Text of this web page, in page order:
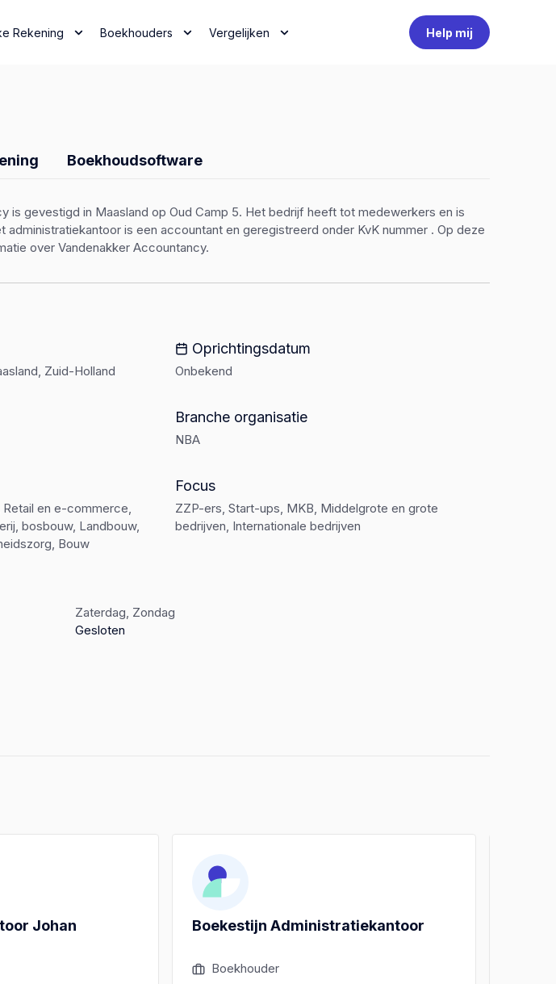
Rekening Boekhouders Vergelijken Help mij
Boekhoudsoftware
is gevestigd in Maasland op Oud Camp 5. Het bedrijf heeft tot medewerkers en is
administratiekantoor is een accountant en geregistreerd onder KvK nummer . Op deze
over Vandenakker Accountancy.
Zuid-Holland
Oprichtingsdatum
Onbekend
Branche organisatie
NBA
en e-commerce,
bosbouw, Landbouw,
Bouw
Focus
ZZP-ers, Start-ups, MKB, Middelgrote en grote
bedrijven, Internationale bedrijven
Zaterdag, Zondag
Gesloten
Johan
Boekestijn Administratiekantoor
Boekhouder